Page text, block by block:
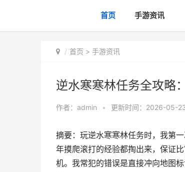
首页 手游资讯
首页 > 手游资讯
逆水寒寒林任务全攻略
作者： admin • 更新时间：2026-05-
摘要：玩逆水寒寒林任务时，我第
年摸爬滚打的经验都掏出来，保证
机。我常犯的错误是直接冲向地图